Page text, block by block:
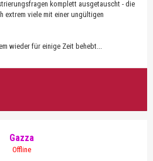
komplett ausgetauscht - die
extrem viele mit einer ungültigen
wieder für einige Zeit behebt...
Gazza
Offline